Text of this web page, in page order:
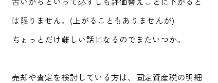
は限りません。(上がることもありませんが)
ちょっとだけ難しい話になるのでまたいつか。
売却や査定を検討している方は、固定資産税の明細